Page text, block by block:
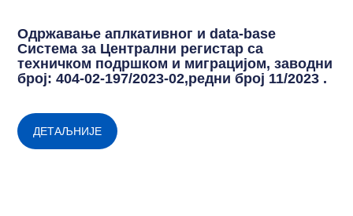
Одржавање аплкативног и data-base
Система за Централни регистар са
техничком подршком и миграцијом, заводни
број: 404-02-197/2023-02,редни број 11/2023 .
ДЕТАЉНИЈЕ